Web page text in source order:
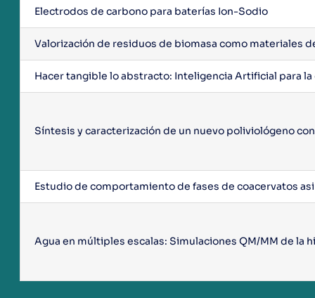
Electrodos de carbono para baterías Ion-Sodio
Valorización de residuos de biomasa como materiales
Hacer tangible lo abstracto: Inteligencia Artificial para
Síntesis y caracterización de un nuevo poliviológeno
Estudio de comportamiento de fases de coacervatos
Agua en múltiples escalas: Simulaciones QM/MM de la